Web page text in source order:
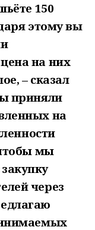
150
этому вы
на них
– сказал
приняли
на
мы
через